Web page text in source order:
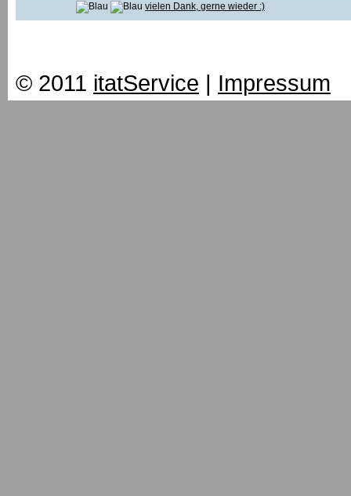
vielen Dank, gerne wieder :)
© 2011 itatService | Impressum